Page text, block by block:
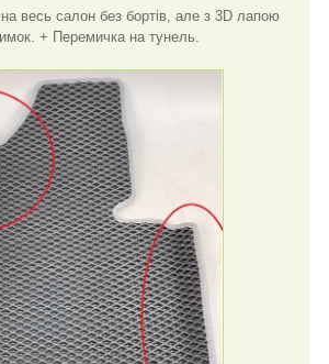
весь салон без бортів, але з 3D лапою
+ Перемичка на тунель.